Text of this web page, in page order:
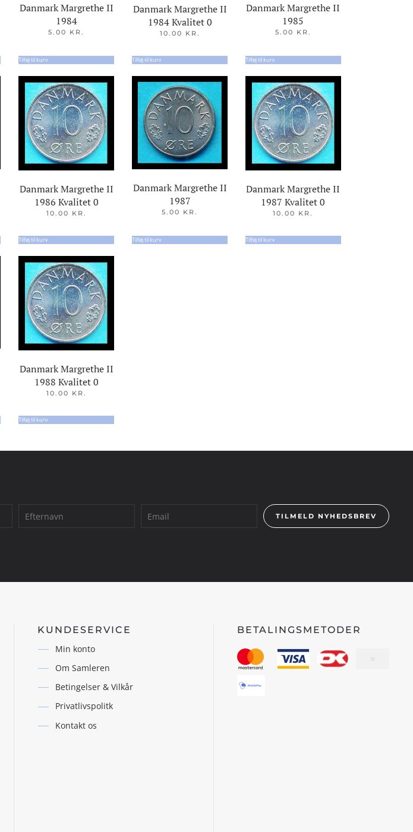
Danmark Margrethe II
1984
5.00 KR.
Tilføj til kurv
Danmark Margrethe II
1984 Kvalitet 0
10.00 KR.
Tilføj til kurv
Danmark Margrethe II
1985
5.00 KR.
Tilføj til kurv
Danmark Margrethe II
1986 Kvalitet 0
10.00 KR.
Tilføj til kurv
Danmark Margrethe II
1987
5.00 KR.
Tilføj til kurv
Danmark Margrethe II
1987 Kvalitet 0
10.00 KR.
Tilføj til kurv
Danmark Margrethe II
1988 Kvalitet 0
10.00 KR.
Tilføj til kurv
TILMELD NYHEDSBREV
KUNDESERVICE
Min konto
Om Samleren
Betingelser & Vilkår
Privatlivspolitk
Kontakt os
BETALINGSMETODER